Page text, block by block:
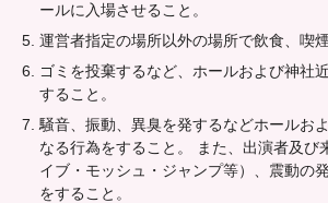
ールに入場させること。
運営者指定の場所以外の場所で飲食、喫煙
ゴミを投棄するなど、ホールおよび神社
すること。
騒音、振動、異臭を発するなどホールお
なる行為をすること。 また、出演者及び
イブ・モッシュ・ジャンプ等）、震動の
をすること。